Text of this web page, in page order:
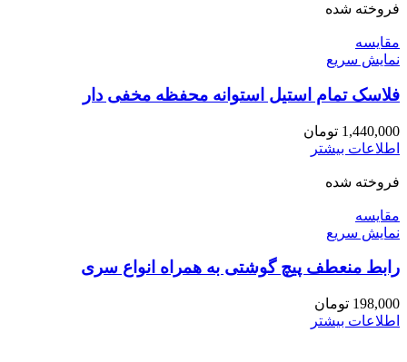
فروخته شده
مقايسه
نمایش سریع
فلاسک تمام استیل استوانه محفظه مخفی دار
1,440,000 تومان
اطلاعات بیشتر
فروخته شده
مقايسه
نمایش سریع
رابط منعطف پیچ گوشتی به همراه انواع سری
198,000 تومان
اطلاعات بیشتر